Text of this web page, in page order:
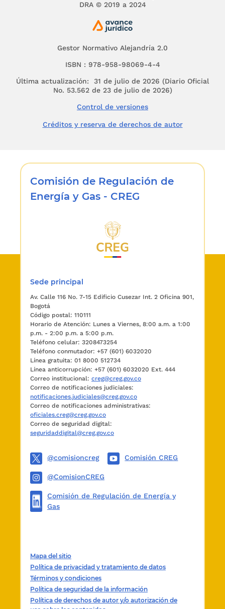
Gestor Normativo Alejandría 2.0
ISBN : 978-958-98069-4-4
Última actualización: 31 de julio de 2026 (Diario Oficial
No. 53.562 de 23 de julio de 2026)
Control de versiones
Créditos y reserva de derechos de autor
DRA © 2019 a 2024
Comisión de Regulación de
Energía y Gas - CREG
Sede principal
Av. Calle 116 No. 7-15 Edificio Cusezar Int. 2 Oficina 901,
Bogotá
Código postal: 110111
Horario de Atención: Lunes a Viernes, 8:00 a.m. a 1:00
p.m. - 2:00 p.m. a 5:00 p.m.
Teléfono celular: 3208473254
Teléfono conmutador: +57 (601) 6032020
Línea gratuita: 01 8000 512734
Línea anticorrupción: +57 (601) 6032020 Ext. 444
Correo institucional: creg@creg.gov.co
Correo de notificaciones judiciales:
notificaciones.judiciales@creg.gov.co
Correo de notificaciones administrativas:
oficiales.creg@creg.gov.co
Correo de seguridad digital:
seguridaddigital@creg.gov.co
@comisioncreg Comisión CREG
@ComisionCREG
Comisión de Regulación de Energía y
Gas
Mapa del sitio
Política de privacidad y tratamiento de datos
Términos y condiciones
Política de seguridad de la información
Política de derechos de autor y/o autorización de